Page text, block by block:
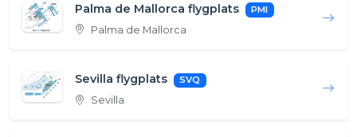
Palma de Mallorca flygplats PMI
Palma de Mallorca
Sevilla flygplats SVQ
Sevilla